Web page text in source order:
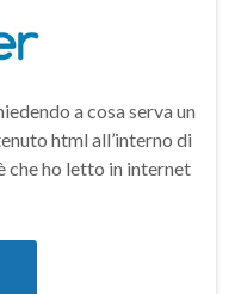
a cosa serva un
html all’interno di
che ho letto in internet